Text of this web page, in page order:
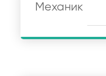
Механик